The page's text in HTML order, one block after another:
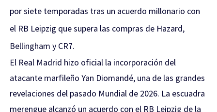
por siete temporadas tras un acuerdo millonario con
el RB Leipzig que supera las compras de Hazard,
Bellingham y CR7.
El Real Madrid hizo oficial la incorporación del
atacante marfileño Yan Diomandé, una de las grandes
revelaciones del pasado Mundial de 2026. La escuadra
merengue alcanzó un acuerdo con el RB Leipzig de la